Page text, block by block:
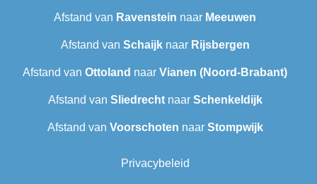
Afstand van Ravenstein naar Meeuwen
Afstand van Schaijknaar Rijsbergen
Afstand van Ottoland naar Vianen (Noord-Brabant)
Afstand van Sliedrechtnaar Schenkeldijk
Afstand van Voorschoten naar Stompwijk
Privacybeleid